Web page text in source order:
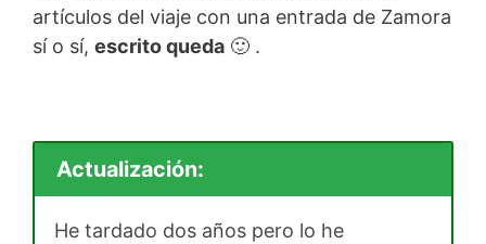
artículos del viaje con una entrada de Zamora
sí o sí, escrito queda 🙂 .
Actualización:
He tardado dos años pero lo he